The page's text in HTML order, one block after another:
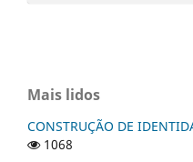
Mais lidos
CONSTRUÇÃO DE
1068